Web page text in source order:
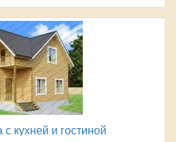
кухней и гостиной